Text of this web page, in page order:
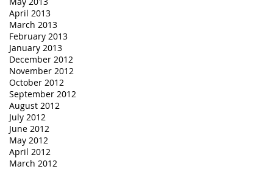
April 2013
March 2013
February 2013
January 2013
December 2012
November 2012
October 2012
September 2012
August 2012
July 2012
June 2012
May 2012
April 2012
March 2012